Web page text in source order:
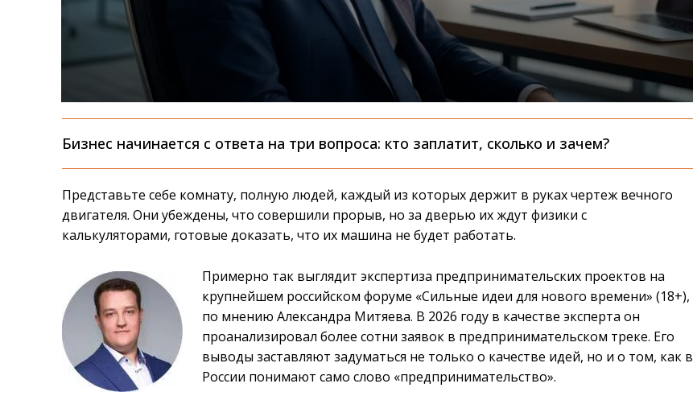
Бизнес начинается с ответа на три вопроса: кто заплатит, сколько и зачем?
Представьте себе комнату, полную людей, каждый из которых держит в руках чертеж вечного
двигателя. Они убеждены, что совершили прорыв, но за дверью их ждут физики с
калькуляторами, готовые доказать, что их машина не будет работать.
Примерно так выглядит экспертиза предпринимательских проектов на
крупнейшем российском форуме «Сильные идеи для нового времени» (18+),
по мнению Александра Митяева. В 2026 году в качестве эксперта он
проанализировал более сотни заявок в предпринимательском треке. Его
выводы заставляют задуматься не только о качестве идей, но и о том, как в
России понимают само слово «предпринимательство».